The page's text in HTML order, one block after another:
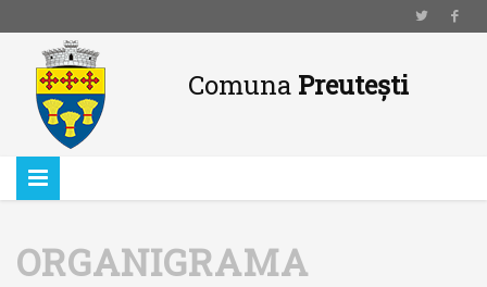
ComunaPreutești
ORGANIGRAMA